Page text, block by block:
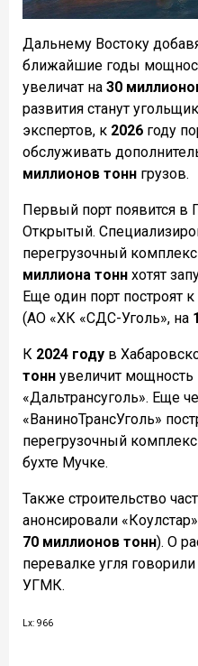
Дальнему Востоку
ближайшие годы
увеличат на 30
развития станут
экспертов, к 2026 году
обслуживать
миллионов тонн грузов.
Первый порт появится
Открытый.
перегрузочный комплекс
миллиона тонн хотят
Еще один порт построят к
(АО «ХК «СДС-Уголь», на
К 2024 году в
тонн увеличит
«Дальтрансуголь». Еще
«ВаниноТрансУголь»
перегрузочный
бухте Мучке.
Также строительство
анонсировали
70 миллионов тонн). О
перевалке угля
УГМК.
Lx: 966